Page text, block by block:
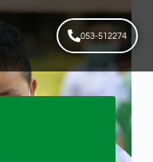
053-512274